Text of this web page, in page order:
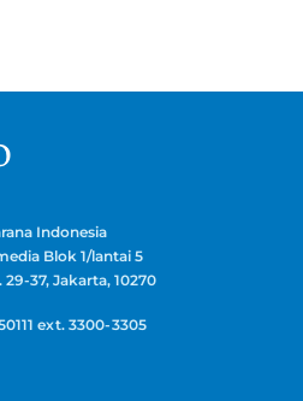
Indonesia
Blok 1/lantai 5
37, Jakarta, 10270
ext. 3300-3305